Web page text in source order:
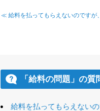
≪ 給料を払ってもらえないのですが
「給料の問題」の質
給料を払ってもらえない